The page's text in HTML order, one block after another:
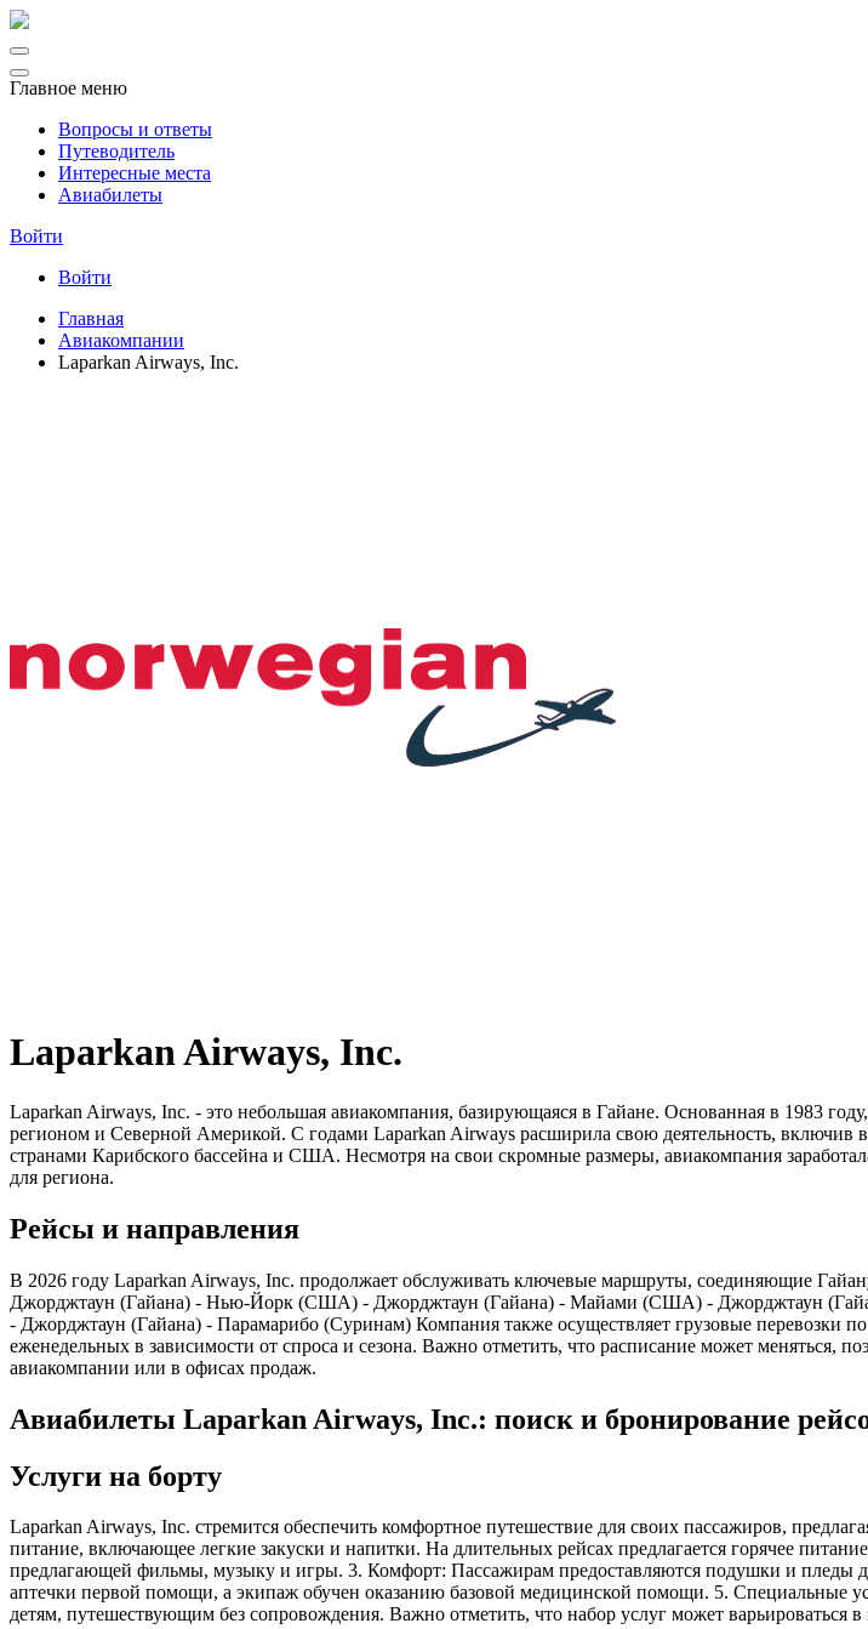
Главное меню
Вопросы и ответы
Путеводитель
Интересные места
Авиабилеты
Войти
Войти
Главная
Авиакомпании
Laparkan Airways, Inc.
Laparkan Airways, Inc.
Laparkan Airways, Inc. - это небольшая авиакомпания, базирующаяся в Гайане. Основанная в 1983
регионом и Северной Америкой. С годами Laparkan Airways расширила свою деятельность,
странами Карибского бассейна и США. Несмотря на свои скромные размеры, авиакомпания
для региона.
Рейсы и направления
В 2026 году Laparkan Airways, Inc. продолжает обслуживать ключевые маршруты, соединяющие
Джорджтаун (Гайана) - Нью-Йорк (США) - Джорджтаун (Гайана) - Майами (США) - Джорджтаун
- Джорджтаун (Гайана) - Парамарибо (Суринам) Компания также осуществляет грузовые перевозки
еженедельных в зависимости от спроса и сезона. Важно отметить, что расписание может меняться,
авиакомпании или в офисах продаж.
Авиабилеты Laparkan Airways, Inc.: поиск и бронирование
Услуги на борту
Laparkan Airways, Inc. стремится обеспечить комфортное путешествие для своих пассажиров,
питание, включающее легкие закуски и напитки. На длительных рейсах предлагается горячее
предлагающей фильмы, музыку и игры. 3. Комфорт: Пассажирам предоставляются подушки и пледы
аптечки первой помощи, а экипаж обучен оказанию базовой медицинской помощи. 5. Специальные
детям, путешествующим без сопровождения. Важно отметить, что набор услуг может варьироваться